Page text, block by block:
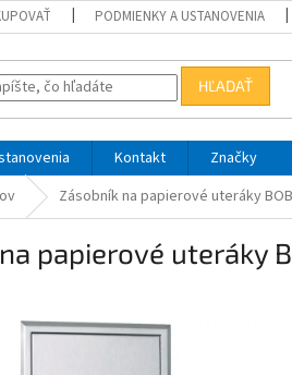
PODMIENKY A USTANOVENIA
HĽADAŤ
Kontakt
Značky
Zásobník na papierové uteráky
papierové uteráky